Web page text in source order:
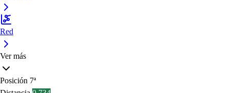
Red
Ver más
Posición 7ª